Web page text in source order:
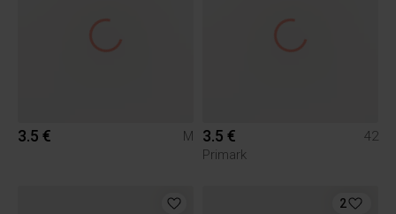
3.5 € M 3.5 €
42
Primark
2